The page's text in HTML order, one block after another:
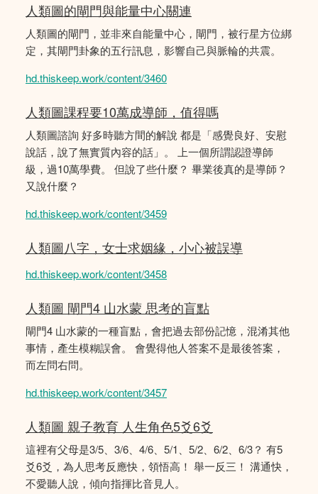
人類圖的閘門與能量中心關連
人類圖的閘門，並非來自能量中心，閘門，被行星方位綁
定，其閘門卦象的五行訊息，影響自己與脈輪的共震。
hd.thiskeep.work/content/3460
人類圖課程要10萬成導師，值得嗎
人類圖諮詢 好多時聽方間的解說 都是「感覺良好、安慰
說話，說了無實質內容的話」。 上一個所謂認證導師
級，過10萬學費。 但說了些什麼？ 畢業後真的是導師？
又說什麼？
hd.thiskeep.work/content/3459
人類圖八字，女士求姻緣，小心被誤導
hd.thiskeep.work/content/3458
人類圖 閘門4 山水蒙 思考的盲點
閘門4 山水蒙的一種盲點，會把過去部份記憶，混淆其他
事情，產生模糊誤會。 會覺得他人答案不是最後答案，
而左問右問。
hd.thiskeep.work/content/3457
人類圖 親子教育 人生角色5爻6爻
這裡有父母是3/5、3/6、4/6、5/1、5/2、6/2、6/3？ 有5
爻6爻，為人思考反應快，領悟高！ 舉一反三！ 溝通快，
不愛聽人說，傾向指揮比音見人。